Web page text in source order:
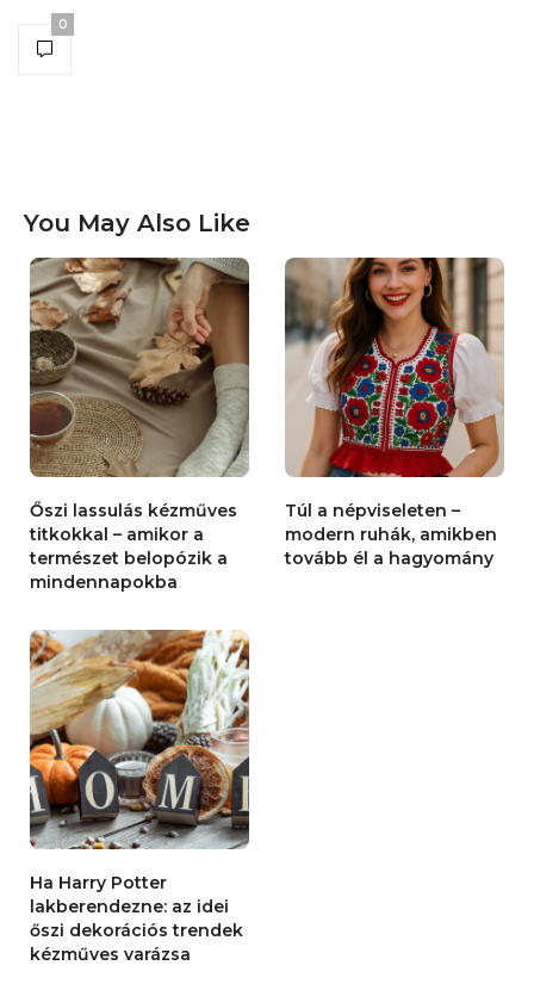
0
You May Also Like
Őszi lassulás kézműves
titkokkal – amikor a
természet belopózik a
mindennapokba
Túl a népviseleten –
modern ruhák, amikben
tovább él a hagyomány
Ha Harry Potter
lakberendezne: az idei
őszi dekorációs trendek
kézműves varázsa